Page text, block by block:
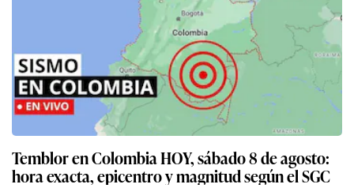
Temblor en Colombia HOY, sábado 8 de agosto:
hora exacta, epicentro y magnitud según el SGC